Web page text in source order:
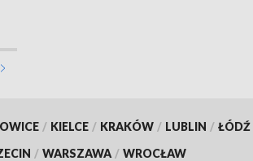
/ KIELCE / KRAKÓW / LUBLIN / ŁÓDŹ
/ WARSZAWA / WROCŁAW